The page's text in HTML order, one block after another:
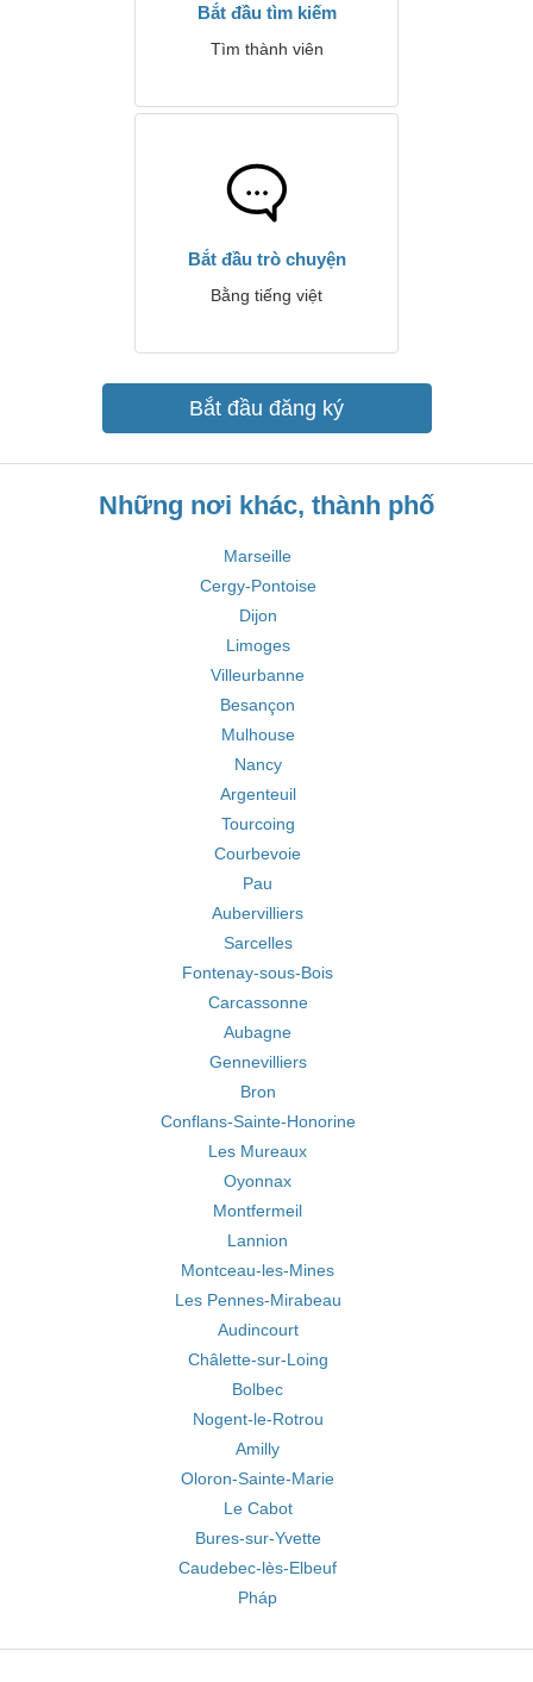
Bắt đầu tìm kiếm
Tìm thành viên
Bắt đầu trò chuyện
Bằng tiếng việt
Bắt đầu đăng ký
Những nơi khác, thành phố
Marseille
Cergy-Pontoise
Dijon
Limoges
Villeurbanne
Besançon
Mulhouse
Nancy
Argenteuil
Tourcoing
Courbevoie
Pau
Aubervilliers
Sarcelles
Fontenay-sous-Bois
Carcassonne
Aubagne
Gennevilliers
Bron
Conflans-Sainte-Honorine
Les Mureaux
Oyonnax
Montfermeil
Lannion
Montceau-les-Mines
Les Pennes-Mirabeau
Audincourt
Châlette-sur-Loing
Bolbec
Nogent-le-Rotrou
Amilly
Oloron-Sainte-Marie
Le Cabot
Bures-sur-Yvette
Caudebec-lès-Elbeuf
Pháp